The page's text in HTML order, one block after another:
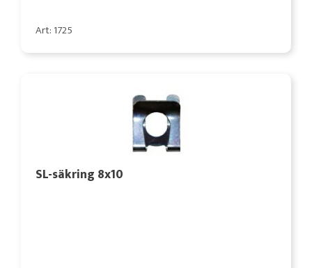
Art: 1725
SL-säkring 8x10